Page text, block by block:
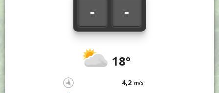
- -
18°
4,2 m/s